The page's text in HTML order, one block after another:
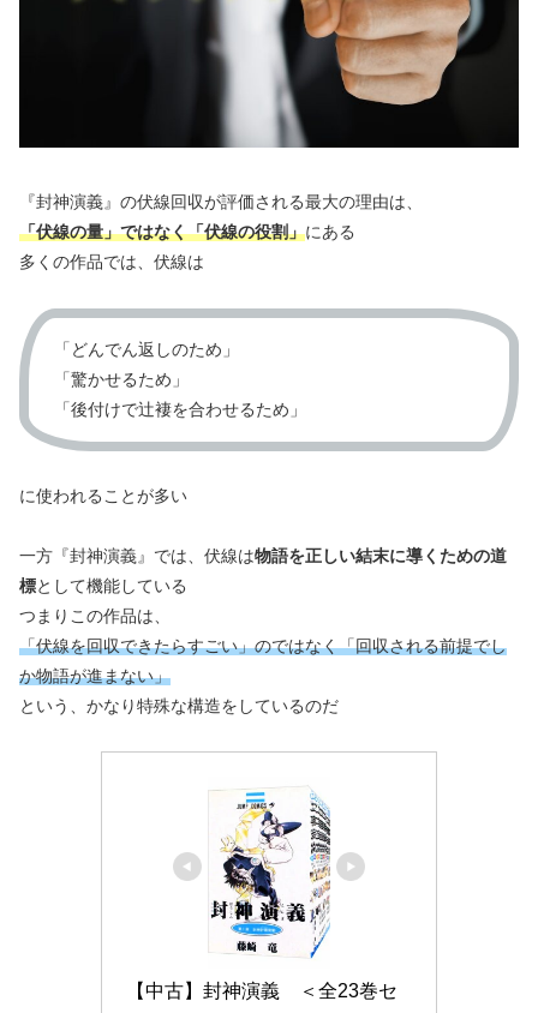
『封神演義』の伏線回収が評価される最大の理由は、
「伏線の量」ではなく「伏線の役割」にある
多くの作品では、伏線は
「どんでん返しのため」
「驚かせるため」
「後付けで辻褄を合わせるため」
に使われることが多い
一方『封神演義』では、伏線は物語を正しい結末に導くための道
標として機能している
つまりこの作品は、
「伏線を回収できたらすごい」のではなく「回収される前提でし
か物語が進まない」
という、かなり特殊な構造をしているのだ
【中古】封神演義　＜全23巻セ